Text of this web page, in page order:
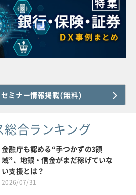
ミナー情報掲載(無料)
総合ランキング
金融庁も認める“手つかずの3領
域”、地銀・信金がまだ稼げていな
い支援とは？
2026/07/31